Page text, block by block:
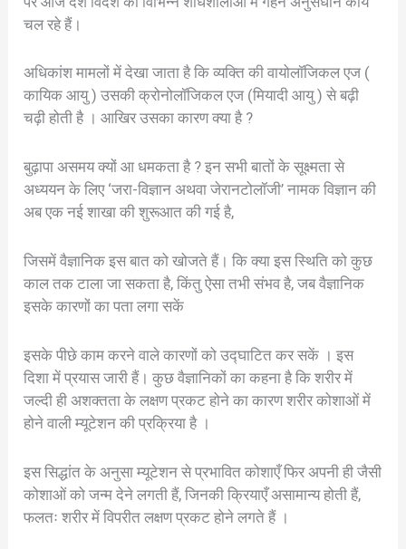
चल रहे हैं।
अधिकांश मामलों में देखा जाता है कि व्यक्ति की वायोलॉजिकल एज (
कायिक आयु ) उसकी क्रोनोलॉजिकल एज (मियादी आयु ) से बढ़ी
चढ़ी होती है । आखिर उसका कारण क्या है ?
बुढ़ापा असमय क्यों आ धमकता है ? इन सभी बातों के सूक्ष्मता से
अध्ययन के लिए ‘जरा-विज्ञान अथवा जेरानटोलॉजी’ नामक विज्ञान की
अब एक नई शाखा की शुरूआत की गई है,
जिसमें वैज्ञानिक इस बात को खोजते हैं। कि क्या इस स्थिति को कुछ
काल तक टाला जा सकता है, किंतु ऐसा तभी संभव है, जब वैज्ञानिक
इसके कारणों का पता लगा सकें
इसके पीछे काम करने वाले कारणों को उद्घाटित कर सकें । इस
दिशा में प्रयास जारी हैं। कुछ वैज्ञानिकों का कहना है कि शरीर में
जल्दी ही अशक्तता के लक्षण प्रकट होने का कारण शरीर कोशाओं में
होने वाली म्यूटेशन की प्रक्रिया है ।
इस सिद्धांत के अनुसा म्यूटेशन से प्रभावित कोशाएँ फिर अपनी ही जैसी
कोशाओं को जन्म देने लगती हैं, जिनकी क्रियाएँ असामान्य होती हैं,
फलतः शरीर में विपरीत लक्षण प्रकट होने लगते हैं ।